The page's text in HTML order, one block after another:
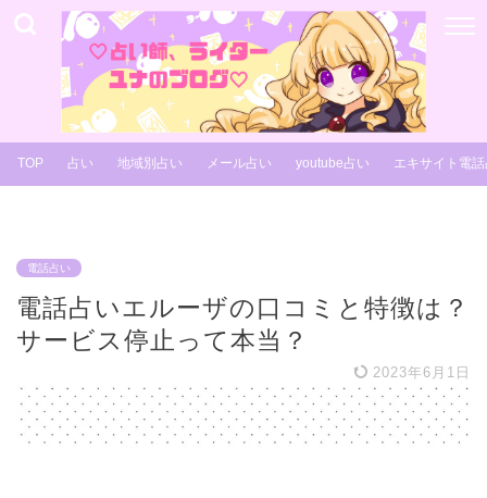
TOP 占い 地域別占い メール占い youtube占い エキサイト電
電話占い
電話占いエルーザの口コミと特徴は？
サービス停止って本当？
2023年6月1日